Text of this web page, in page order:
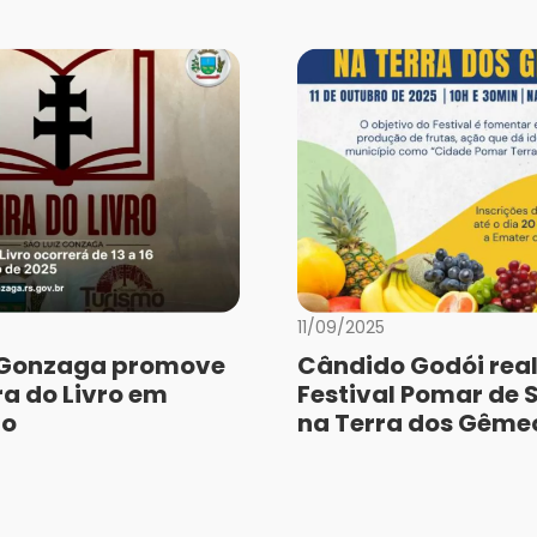
promove
do Livro em
11/09/2025
Cândido Godói
Festival Pomar de
na Terra dos